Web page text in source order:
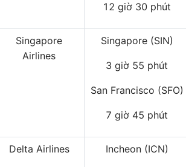
12 giờ 30 phút
Singapore
Airlines
Singapore (SIN)
3 giờ 55 phút
San Francisco (SFO)
7 giờ 45 phút
Delta Airlines Incheon (ICN)